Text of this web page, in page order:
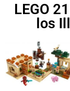
LEGO
los